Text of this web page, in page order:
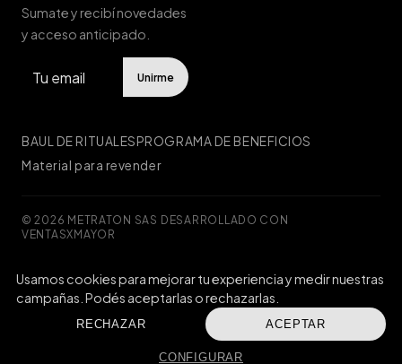
Sumate y recibí novedades
y acceso anticipado.
Unirme
BAUL DE RITUALESPROGRAMA DE BENEFICIOS
Material para revender
© 2026 METRATON SAS ·
DESARROLLADO CON
VENTASXMAYOR
Defensa de las y los consumidores. Para reclamosingresá acá.
Botón de arrepentimiento
Usamos cookies para mejorar tu experiencia y medir nuestras
campañas. Podés aceptarlas o rechazarlas.
CONFIGURAR
RECHAZAR ACEPTAR